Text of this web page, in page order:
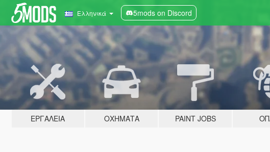
Ελληνικά 5mods on Discord
ΕΡΓΑΛΕΊΑ ΟΧΉΜΑΤΑ PAINT JOBS